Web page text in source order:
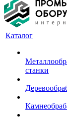
Каталог
станки